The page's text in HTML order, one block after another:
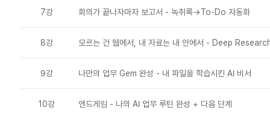
7강 회의가 끝나자마자 보고서 - 녹취록→To-Do 자동화
8강 모르는 건 웹에서, 내 자료는 내 안에서 - Deep
9강 나만의 업무 Gem 완성 - 내 파일을 학습시킨 AI 비서
10강 엔드게임 - 나의 AI 업무 루틴 완성 + 다음 단계